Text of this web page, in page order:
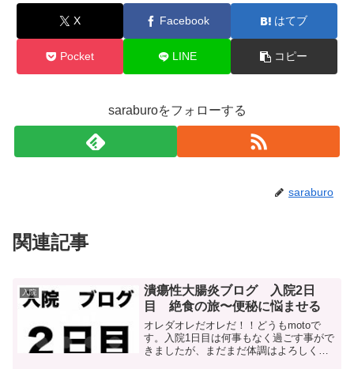
X Facebook はてブ
Pocket LINE コピー
saraburoをフォローする
saraburo
関連記事
入院
潰瘍性大腸炎ブログ 入院2日
目 絶食の旅〜便秘に悩ませる
オレダオレだオレだ！！どうもmotoで
す。入院1日目は何事もなく過ごす事がで
きましたが、まだまだ体調はよろしくな